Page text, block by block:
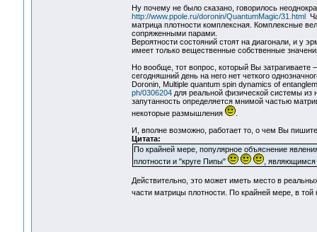
Ну почему не было сказано, говорилось
http://www.ppole.ru/doronin/QuantumMagic/31.html
матрица плотности комплексная. Комплексные
сопряженными парами.
Вероятности состояний стоят на диагонали, и у
имеет только вещественные собственные
Но вообще, тот вопрос, который Вы затрагиваете
сегодняшний день на него нет четкого
Doronin, Multiple quantum spin dynamics of
ph/0306204для реальной физической системы из
запутанность определяется мнимой частью
некоторые размышления
.
И, вполне возможно, работает то, о чем Вы
Цитата:
По крайней мере, популярное объяснение
плотности и "круге Пипы"
, являющимся
Действительно, это может иметь место в
части матрицы плотности. По крайней мере, в